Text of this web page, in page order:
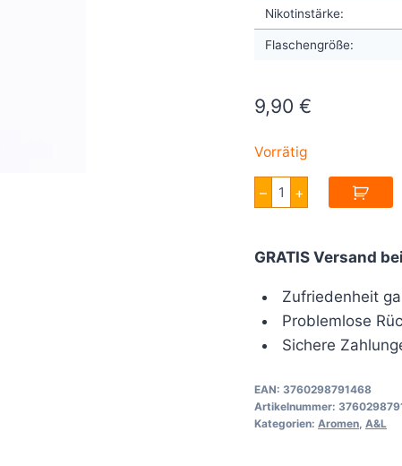
Nikotinstärke:
Flaschengröße:
9,90 €
Vorrätig
–
A&L
Ultimate
Leviathan
EDITION
Menge
+
GRATIS Versand
Zufriedenheit
Problemlose
Sichere
EAN: 3760298791468
Artikelnummer:
Kategorien: Aromen A&L